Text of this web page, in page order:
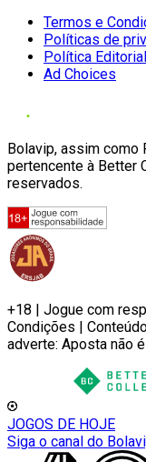
Termos e
Políticas de
Política Editorial
Ad Choices
Bolavip, assim como
pertencente à Better
reservados.
+18 | Jogue com
Condições |
adverte: Aposta não
JOGOS DE HOJE
Siga o canal do